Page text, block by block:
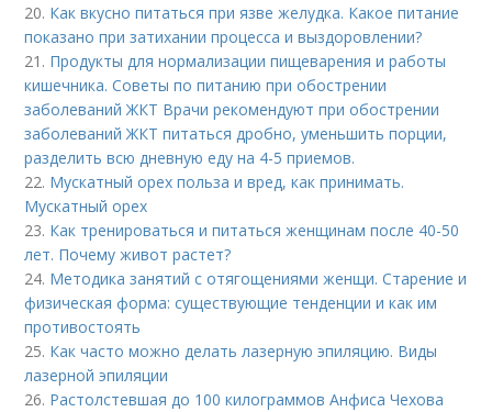
20. Как вкусно питаться при язве желудка. Какое питание
показано при затихании процесса и выздоровлении?
21. Продукты для нормализации пищеварения и работы
кишечника. Советы по питанию при обострении
заболеваний ЖКТ Врачи рекомендуют при обострении
заболеваний ЖКТ питаться дробно, уменьшить порции,
разделить всю дневную еду на 4-5 приемов.
22. Мускатный орех польза и вред, как принимать.
Мускатный орех
23. Как тренироваться и питаться женщинам после 40-50
лет. Почему живот растет?
24. Методика занятий с отягощениями женщи. Старение и
физическая форма: существующие тенденции и как им
противостоять
25. Как часто можно делать лазерную эпиляцию. Виды
лазерной эпиляции
26. Растолстевшая до 100 килограммов Анфиса Чехова